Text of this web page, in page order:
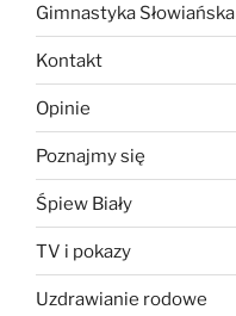
Gimnastyka Słowiańska
Kontakt
Opinie
Poznajmy się
Śpiew Biały
TV i pokazy
Uzdrawianie rodowe